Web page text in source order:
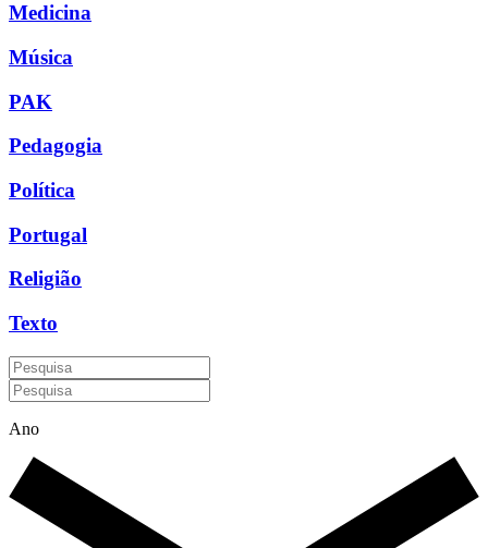
Medicina
Música
PAK
Pedagogia
Política
Portugal
Religião
Texto
Ano